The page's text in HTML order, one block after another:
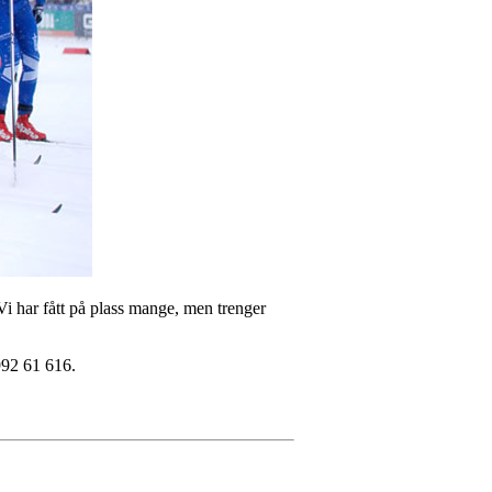
fått på plass mange, men trenger
61 616.